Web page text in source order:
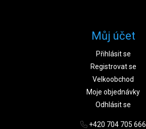
Můj účet
Přihlásit se
Registrovat se
Velkoobchod
Moje objednávky
Odhlásit se
+420 704 705 666